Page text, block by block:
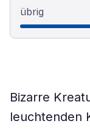
übrig
Bizarre
leuchtenden